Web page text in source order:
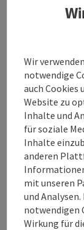
Brot und
Obertraun
Wir
notwendige
auch Cookies
Website zu
Inhalte und
für soziale
Inhalte
anderen
mit unseren
und
notwendigen
Wirkung für